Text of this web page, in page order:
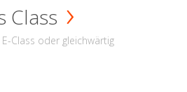
Class
Class oder gleichwärtig